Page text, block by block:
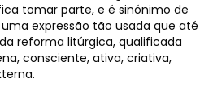
tomar parte, e é sinónimo de
expressão tão usada que até
reforma litúrgica, qualificada
consciente, ativa, criativa,